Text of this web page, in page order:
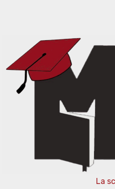
La